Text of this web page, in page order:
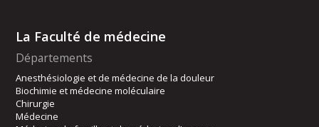
La Faculté de médecine
Départements
Anesthésiologie et de médecine de la douleur
Biochimie et médecine moléculaire
Chirurgie
Médecine